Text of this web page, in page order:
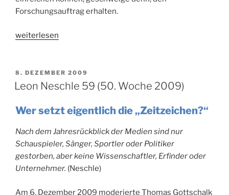
Forschungsauftrag erhalten.
„Leon
(51.
Woche
weiterlesen
VERÖFFENTLICHT
AM
8. DEZEMBER 2009
Leon Neschle 59 (50. Woche 2009)
Wer setzt eigentlich die „Zeitzeichen?“
Nach dem Jahresrückblick der Medien sind nur
Schauspieler, Sänger, Sportler oder Politiker
gestorben, aber keine Wissenschaftler, Erfinder oder
Unternehmer. (Neschle)
Am 6. Dezember 2009 moderierte Thomas Gottschalk